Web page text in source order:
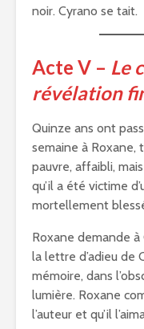
noir. Cyrano se tait.
Acte V – Le
révélation
Quinze ans ont
semaine à Roxane,
pauvre, affaibli,
qu’il a été victime
mortellement
Roxane demande
la lettre d’adieu de
mémoire, dans
lumière. Roxane
l’auteur et qu’il